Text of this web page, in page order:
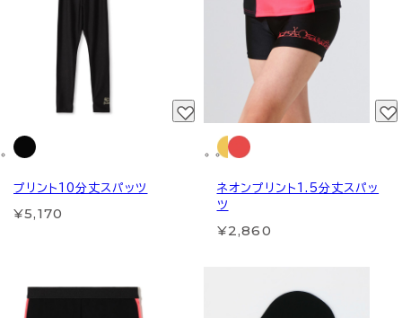
プリント10分丈スパッツ
¥5,170
ネオンプリント1.5分丈スパッ
ツ
¥2,860